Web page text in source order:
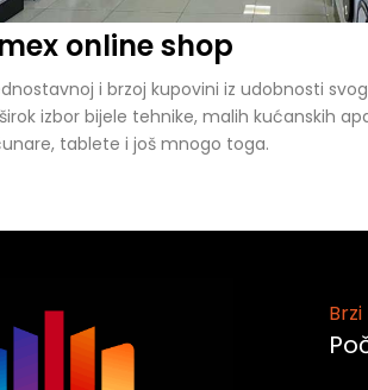
online shop
i brzoj kupovini iz udobnosti
izbor bijele tehnike, malih kućanskih
tablete i još mnogo toga.